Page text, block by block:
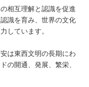
相互理解と認識を促進
識を育み、世界の文化
しています。
は東西文明の長期にわ
の開通、発展、繁栄、